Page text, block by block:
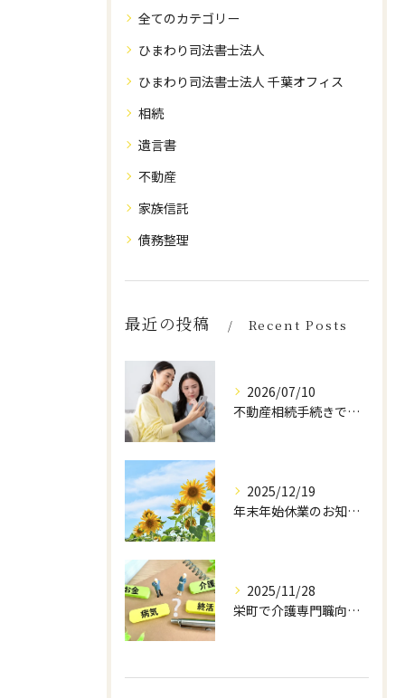
全てのカテゴリー
ひまわり司法書士法人
ひまわり司法書士法人 千葉オフィス
相続
遺言書
不動産
家族信託
債務整理
最近の投稿 Recent Posts
2026/07/10
不動産相続手続きで司法書士が果たす役割とは？専門家に 相談するメリットを解説
2025/12/19
年末年始休業のお知らせ
2025/11/28
栄町で介護専門職向け勉強会をしました